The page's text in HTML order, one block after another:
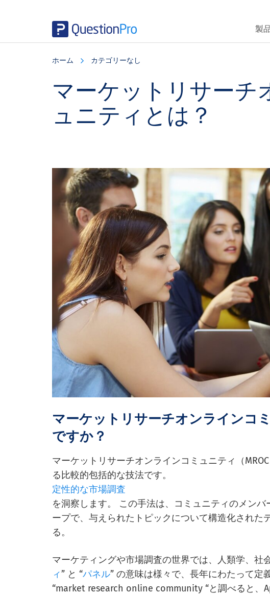
製
ホーム カテゴリーなし
マーケットリサーチ
ュニティとは？
マーケットリサーチオンラインコ
ですか？
マーケットリサーチオンラインコミュニティ（
る比較的包括的な技法です。
定性的な市場調査
を洞察します。 この手法は、コミュニティのメン
ープで、与えられたトピックについて構造化された
る。
マーケティングや市場調査の世界では、人類学、社
ィ” と “パネル” の意味は様々で、長年にわたって定
“market research online community “と調べると、